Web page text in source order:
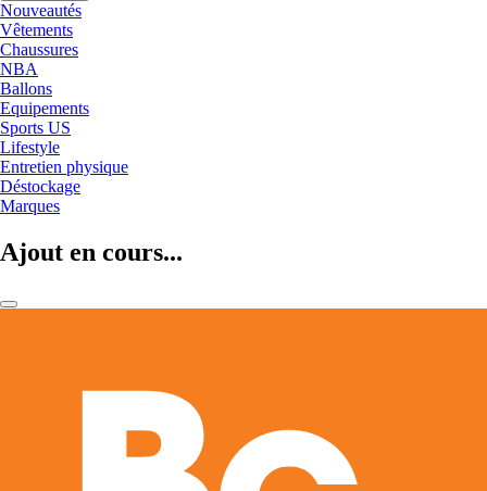
Nouveautés
Vêtements
Chaussures
NBA
Ballons
Equipements
Sports US
Lifestyle
Entretien physique
Déstockage
Marques
Ajout en cours...